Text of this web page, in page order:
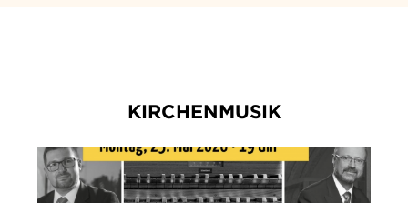
KIRCHENMUSIK